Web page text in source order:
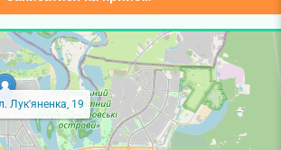
Лук'яненка, 19